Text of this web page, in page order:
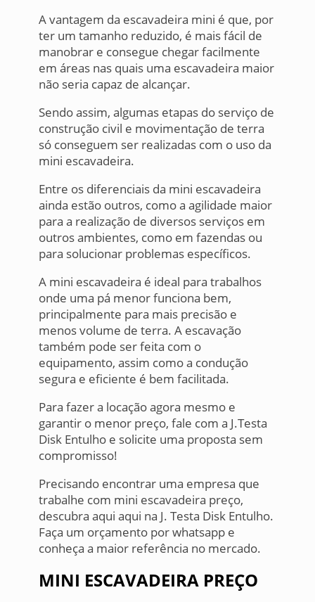
A vantagem da escavadeira mini é que, por
ter um tamanho reduzido, é mais fácil de
manobrar e consegue chegar facilmente
em áreas nas quais uma escavadeira maior
não seria capaz de alcançar.
Sendo assim, algumas etapas do serviço de
construção civil e movimentação de terra
só conseguem ser realizadas com o uso da
mini escavadeira.
Entre os diferenciais da mini escavadeira
ainda estão outros, como a agilidade maior
para a realização de diversos serviços em
outros ambientes, como em fazendas ou
para solucionar problemas específicos.
A mini escavadeira é ideal para trabalhos
onde uma pá menor funciona bem,
principalmente para mais precisão e
menos volume de terra. A escavação
também pode ser feita com o
equipamento, assim como a condução
segura e eficiente é bem facilitada.
Para fazer a locação agora mesmo e
garantir o menor preço, fale com a J.Testa
Disk Entulho e solicite uma proposta sem
compromisso!
Precisando encontrar uma empresa que
trabalhe com mini escavadeira preço,
descubra aqui aqui na J. Testa Disk Entulho.
Faça um orçamento por whatsapp e
conheça a maior referência no mercado.
MINI ESCAVADEIRA PREÇO